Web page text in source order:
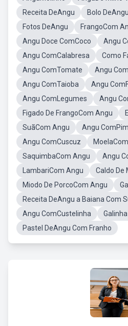
Receita DeAngu
Bolo DeAngu
Fotos DeAngu
FrangoCom
Angu Doce ComCoco
Angu
Angu ComCalabresa
Como
Angu ComTomate
Angu
Angu ComTaioba
Angu
Angu ComLegumes
Angu
Figado De FrangoCom Angu
SuãCom Angu
Angu
Angu ComCuscuz
SaquimbaCom Angu
Angu
LambariCom Angu
Caldo De
Miodo De PorcoCom Angu
Receita DeAngu a Baiana Com
Angu ComCustelinha
Pastel DeAngu Com Franho